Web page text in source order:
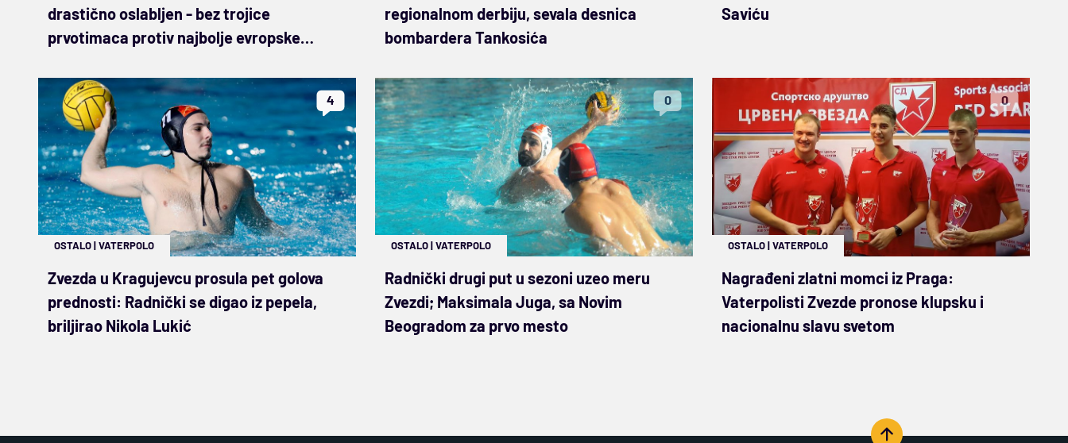
drastično oslabljen - bez trojice
prvotimaca protiv najbolje evropske
regionalnom derbiju, sevala desnica
bombardera Tankosića
Saviću
4
OSTALO|VATERPOLO
Zvezda u Kragujevcu prosula pet golova
prednosti: Radnički se digao iz pepela,
briljirao Nikola Lukić
0
OSTALO|VATERPOLO
Radnički drugi put u sezoni uzeo meru
Zvezdi; Maksimala Juga, sa Novim
Beogradom za prvo mesto
0
OSTALO|VATERPOLO
Nagrađeni zlatni momci iz Praga:
Vaterpolisti Zvezde pronose klupsku i
nacionalnu slavu svetom